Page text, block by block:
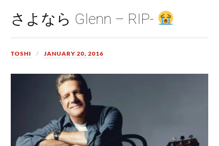
さよなら Glenn – RIP-
TOSHI JANUARY 20, 2016